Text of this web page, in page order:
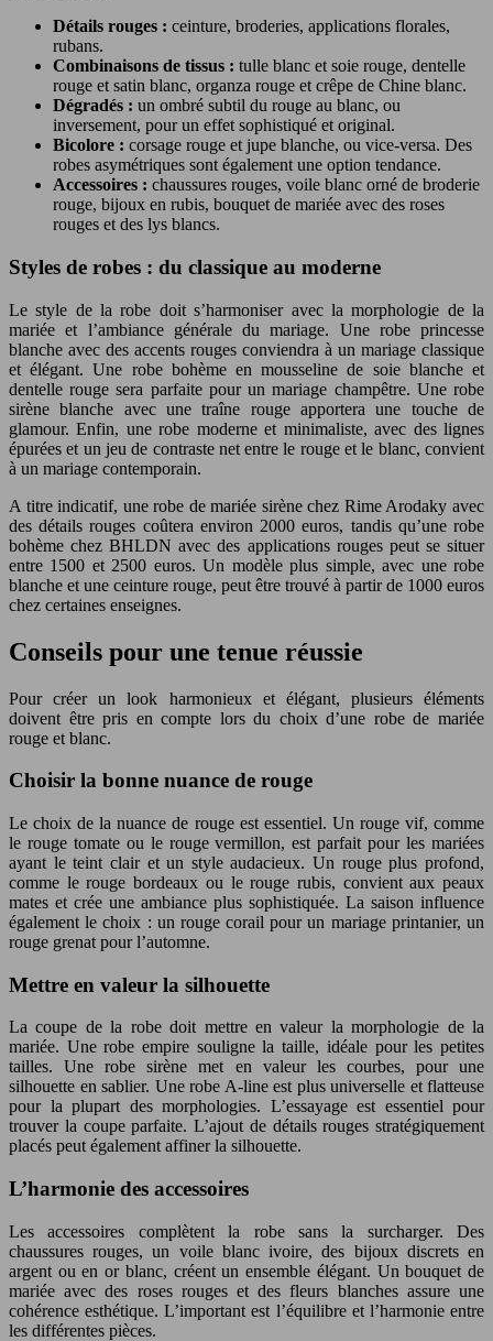
Détails rouges : ceinture, broderies, applications florales,
rubans.
Combinaisons de tissus : tulle blanc et soie rouge, dentelle
rouge et satin blanc, organza rouge et crêpe de Chine blanc.
Dégradés : un ombré subtil du rouge au blanc, ou
inversement, pour un effet sophistiqué et original.
Bicolore : corsage rouge et jupe blanche, ou vice-versa. Des
robes asymétriques sont également une option tendance.
Accessoires : chaussures rouges, voile blanc orné de broderie
rouge, bijoux en rubis, bouquet de mariée avec des roses
rouges et des lys blancs.
Styles de robes : du classique au moderne
Le style de la robe doit s’harmoniser avec la morphologie de la
mariée et l’ambiance générale du mariage. Une robe princesse
blanche avec des accents rouges conviendra à un mariage classique
et élégant. Une robe bohème en mousseline de soie blanche et
dentelle rouge sera parfaite pour un mariage champêtre. Une robe
sirène blanche avec une traîne rouge apportera une touche de
glamour. Enfin, une robe moderne et minimaliste, avec des lignes
épurées et un jeu de contraste net entre le rouge et le blanc, convient
à un mariage contemporain.
A titre indicatif, une robe de mariée sirène chez Rime Arodaky avec
des détails rouges coûtera environ 2000 euros, tandis qu’une robe
bohème chez BHLDN avec des applications rouges peut se situer
entre 1500 et 2500 euros. Un modèle plus simple, avec une robe
blanche et une ceinture rouge, peut être trouvé à partir de 1000 euros
chez certaines enseignes.
Conseils pour une tenue réussie
Pour créer un look harmonieux et élégant, plusieurs éléments
doivent être pris en compte lors du choix d’une robe de mariée
rouge et blanc.
Choisir la bonne nuance de rouge
Le choix de la nuance de rouge est essentiel. Un rouge vif, comme
le rouge tomate ou le rouge vermillon, est parfait pour les mariées
ayant le teint clair et un style audacieux. Un rouge plus profond,
comme le rouge bordeaux ou le rouge rubis, convient aux peaux
mates et crée une ambiance plus sophistiquée. La saison influence
également le choix : un rouge corail pour un mariage printanier, un
rouge grenat pour l’automne.
Mettre en valeur la silhouette
La coupe de la robe doit mettre en valeur la morphologie de la
mariée. Une robe empire souligne la taille, idéale pour les petites
tailles. Une robe sirène met en valeur les courbes, pour une
silhouette en sablier. Une robe A-line est plus universelle et flatteuse
pour la plupart des morphologies. L’essayage est essentiel pour
trouver la coupe parfaite. L’ajout de détails rouges stratégiquement
placés peut également affiner la silhouette.
L’harmonie des accessoires
Les accessoires complètent la robe sans la surcharger. Des
chaussures rouges, un voile blanc ivoire, des bijoux discrets en
argent ou en or blanc, créent un ensemble élégant. Un bouquet de
mariée avec des roses rouges et des fleurs blanches assure une
cohérence esthétique. L’important est l’équilibre et l’harmonie entre
les différentes pièces.